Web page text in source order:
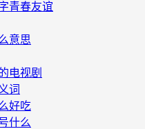
青春友谊
意思
电视剧
词
好吃
什么